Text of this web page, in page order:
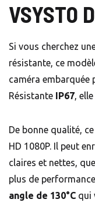
VSYSTO
Si vous cherchez
résistante, ce
caméra embarquée
Résistante IP67,
De bonne qualité,
HD 1080P. Il peut
claires et nettes,
plus de
angle de 130°C qui